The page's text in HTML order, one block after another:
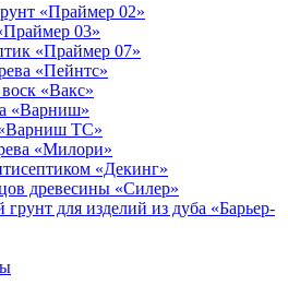
«Праймер 02»
03»
«Праймер 07»
«Пейнтс»
«Вакс»
«Варниш»
ТС»
«Милори»
«Декинг»
древесины «Силер»
для изделий из дуба «Барьер-